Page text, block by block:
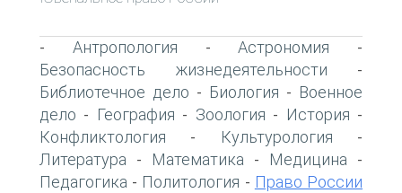
- Антропология -Астрономия -
Безопасность жизнедеятельности -
Библиотечное дело - Биология - Военное
дело - География - Зоология - История -
Конфликтология - Культурология -
Литература - Математика - Медицина -
Педагогика - Политология - Право России